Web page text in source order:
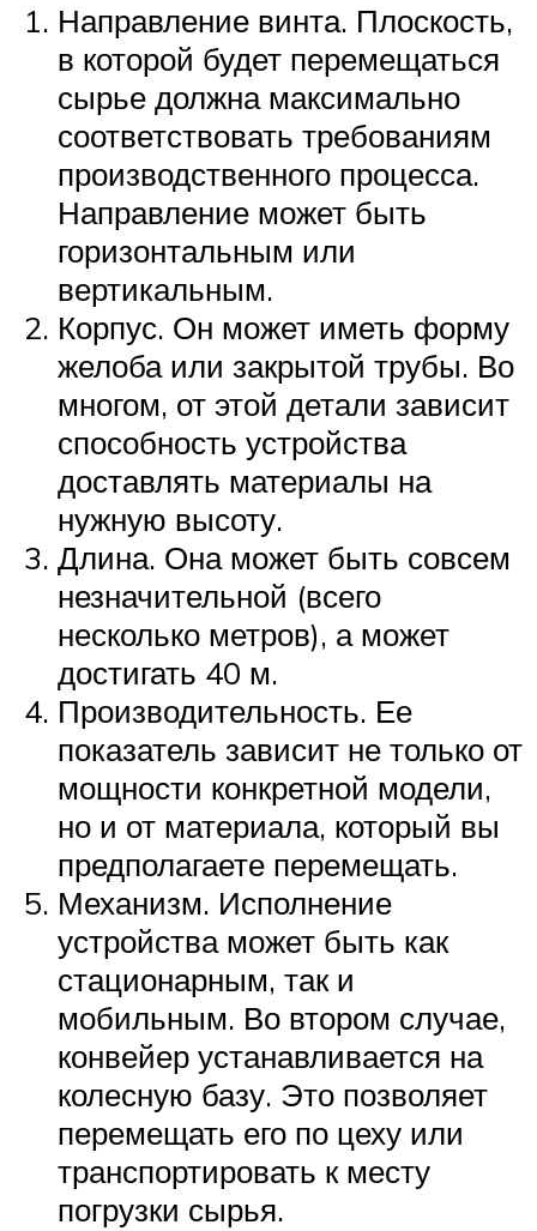
Направление винта. Плоскость,
в которой будет перемещаться
сырье должна максимально
соответствовать требованиям
производственного процесса.
Направление может быть
горизонтальным или
вертикальным.
Корпус. Он может иметь форму
желоба или закрытой трубы. Во
многом, от этой детали зависит
способность устройства
доставлять материалы на
нужную высоту.
Длина. Она может быть совсем
незначительной (всего
несколько метров), а может
достигать 40 м.
Производительность. Ее
показатель зависит не только от
мощности конкретной модели,
но и от материала, который вы
предполагаете перемещать.
Механизм. Исполнение
устройства может быть как
стационарным, так и
мобильным. Во втором случае,
конвейер устанавливается на
колесную базу. Это позволяет
перемещать его по цеху или
транспортировать к месту
погрузки сырья.